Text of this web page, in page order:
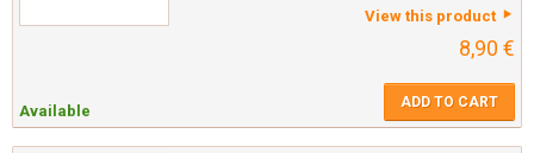
View this product
8,90 €
Available ADD TO CART